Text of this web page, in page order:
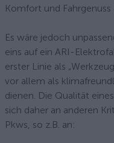
Komfort und
Es wäre jedoch
eins auf ein ARI-
erster Linie als
vor allem als
dienen. Die Qualität
sich daher an anderen
Pkws, so z.B. an: